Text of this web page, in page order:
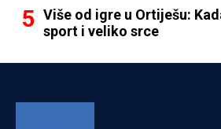
Više od igre u Ortiješu:
sport i veliko srce